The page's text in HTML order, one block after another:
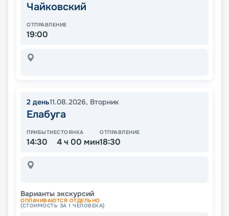
Чайковский
ОТПРАВЛЕНИЕ
19:00
2 день11.08.2026, Вторник
Елабуга
ПРИБЫТИЕ
14:30
СТОЯНКА
4 ч 00 мин
ОТПРАВЛЕНИЕ
18:30
Варианты экскурсий
ОПЛАЧИВАЮТСЯ ОТДЕЛЬНО
(СТОИМОСТЬ ЗА 1 ЧЕЛОВЕКА)